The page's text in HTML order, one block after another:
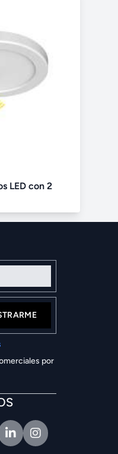
LED con 2
por
Intagram